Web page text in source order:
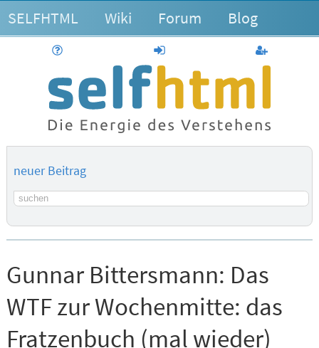
SELFHTML Wiki Forum Blog
anmelden
neuer Beitrag
Suchbegriff
Gunnar Bittersmann: Das
WTF zur Wochenmitte: das
Fratzenbuch (mal wieder)